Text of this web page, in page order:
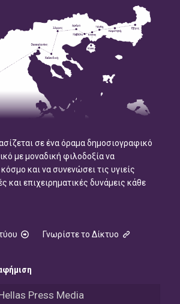
σε ένα όραμα δημοσιογραφικό
με μοναδική φιλοδοξία να
και να συνενώσει τις υγιείς
και επιχειρηματικές δυνάμεις κάθε
Γνωρίστε το Δίκτυο
Press Media